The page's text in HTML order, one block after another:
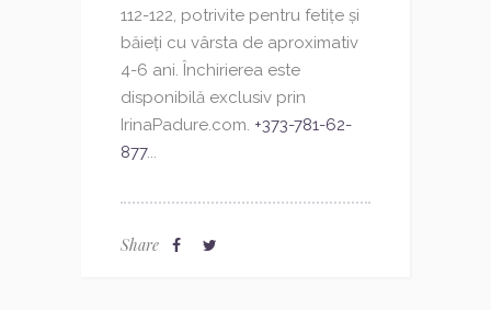
112-122, potrivite pentru fetițe și
băieți cu vârsta de aproximativ
4-6 ani. Închirierea este
disponibilă exclusiv prin
IrinaPadure.com. +373-781-62-
877...
Share